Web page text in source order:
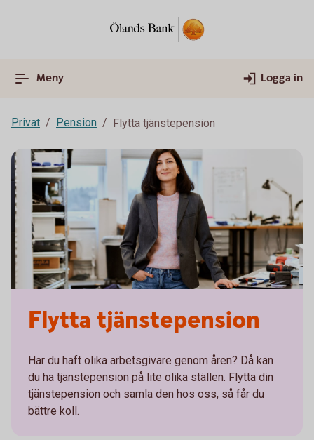
Meny Logga in
Privat Pension Flytta tjänstepension
Flytta tjänstepension
Har du haft olika arbetsgivare genom åren? Då kan
du ha tjänstepension på lite olika ställen. Flytta din
tjänstepension och samla den hos oss, så får du
bättre koll.